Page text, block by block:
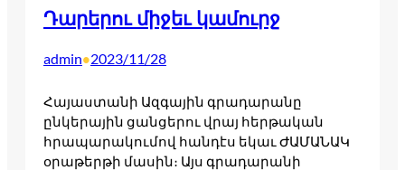
Դարերու միջեւ կամուրջ
admin•2023/11/28
Հայաստանի Ազգային գրադարանը
ընկերային ցանցերու վրայ հերթական
հրապարակումով հանդէս եկաւ ԺԱՄԱՆԱԿ
օրաթերթի մասին։ Այս գրադարանի